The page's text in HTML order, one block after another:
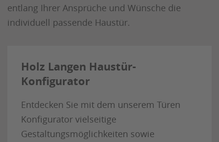
entlang Ihrer Ansprüche und Wünsche die
individuell passende Haustür.
Holz Langen Haustür-
Konfigurator
Entdecken Sie mit dem unserem Türen
Konfigurator vielseitige
Gestaltungsmöglichkeiten sowie